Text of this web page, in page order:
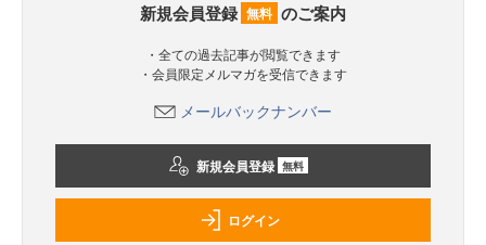
新規会員登録 無料 のご案内
・全ての過去記事が閲覧できます
・会員限定メルマガを受信できます
メールバックナンバー
新規会員登録 無料
ログイン